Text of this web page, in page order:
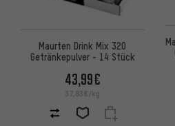
Maurten Drink Mix 320
Getränkepulver - 14 Stück
43,99€
37,83€/kg